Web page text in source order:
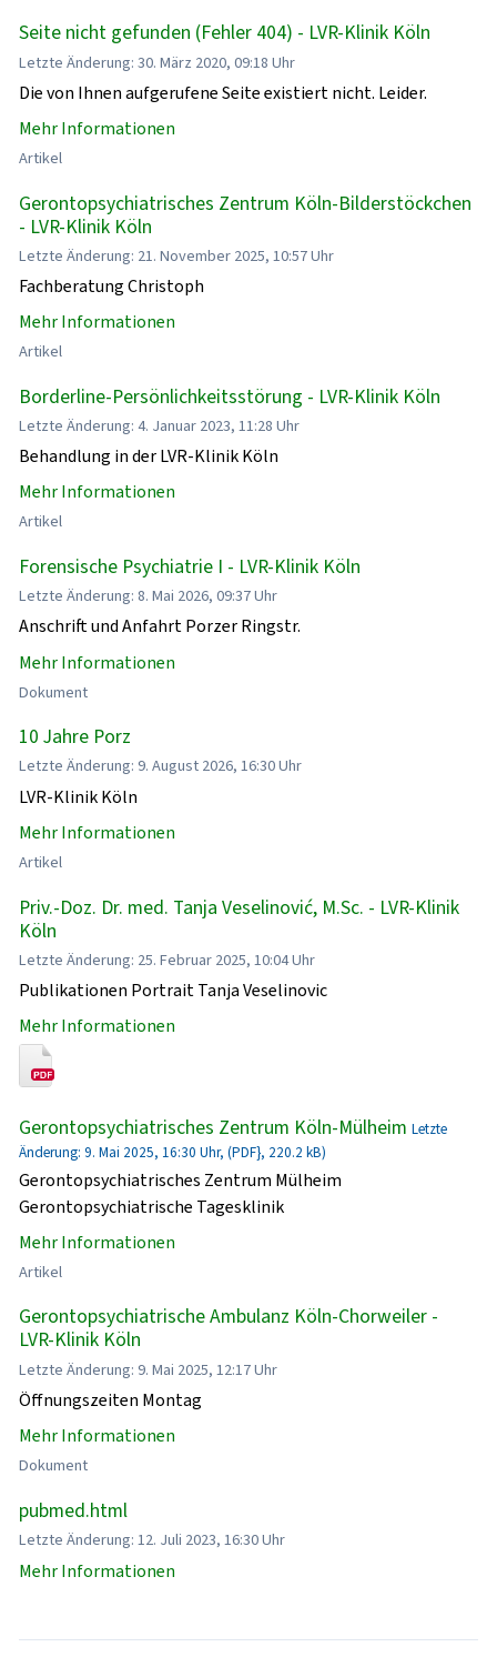
Seite nicht gefunden (Fehler 404) - LVR-Klinik Köln
Letzte Änderung: 30. März 2020, 09:18 Uhr
Die von Ihnen aufgerufene Seite existiert nicht. Leider.
Mehr Informationen
Artikel
Gerontopsychiatrisches Zentrum Köln-Bilderstöckchen
- LVR-Klinik Köln
Letzte Änderung: 21. November 2025, 10:57 Uhr
Fachberatung Christoph
Mehr Informationen
Artikel
Borderline-Persönlichkeitsstörung - LVR-Klinik Köln
Letzte Änderung: 4. Januar 2023, 11:28 Uhr
Behandlung in der LVR-Klinik Köln
Mehr Informationen
Artikel
Forensische Psychiatrie I - LVR-Klinik Köln
Letzte Änderung: 8. Mai 2026, 09:37 Uhr
Anschrift und Anfahrt Porzer Ringstr.
Mehr Informationen
Dokument
10 Jahre Porz
Letzte Änderung: 9. August 2026, 16:30 Uhr
LVR-Klinik Köln
Mehr Informationen
Artikel
Priv.-Doz. Dr. med. Tanja Veselinović, M.Sc. - LVR-Klinik
Köln
Letzte Änderung: 25. Februar 2025, 10:04 Uhr
Publikationen Portrait Tanja Veselinovic
Mehr Informationen
Gerontopsychiatrisches Zentrum Köln-Mülheim Letzte
Änderung: 9. Mai 2025, 16:30 Uhr, (PDF}, 220.2 kB)
Gerontopsychiatrisches Zentrum Mülheim
Gerontopsychiatrische Tagesklinik
Mehr Informationen
Artikel
Gerontopsychiatrische Ambulanz Köln-Chorweiler -
LVR-Klinik Köln
Letzte Änderung: 9. Mai 2025, 12:17 Uhr
Öffnungszeiten Montag
Mehr Informationen
Dokument
pubmed.html
Letzte Änderung: 12. Juli 2023, 16:30 Uhr
Mehr Informationen